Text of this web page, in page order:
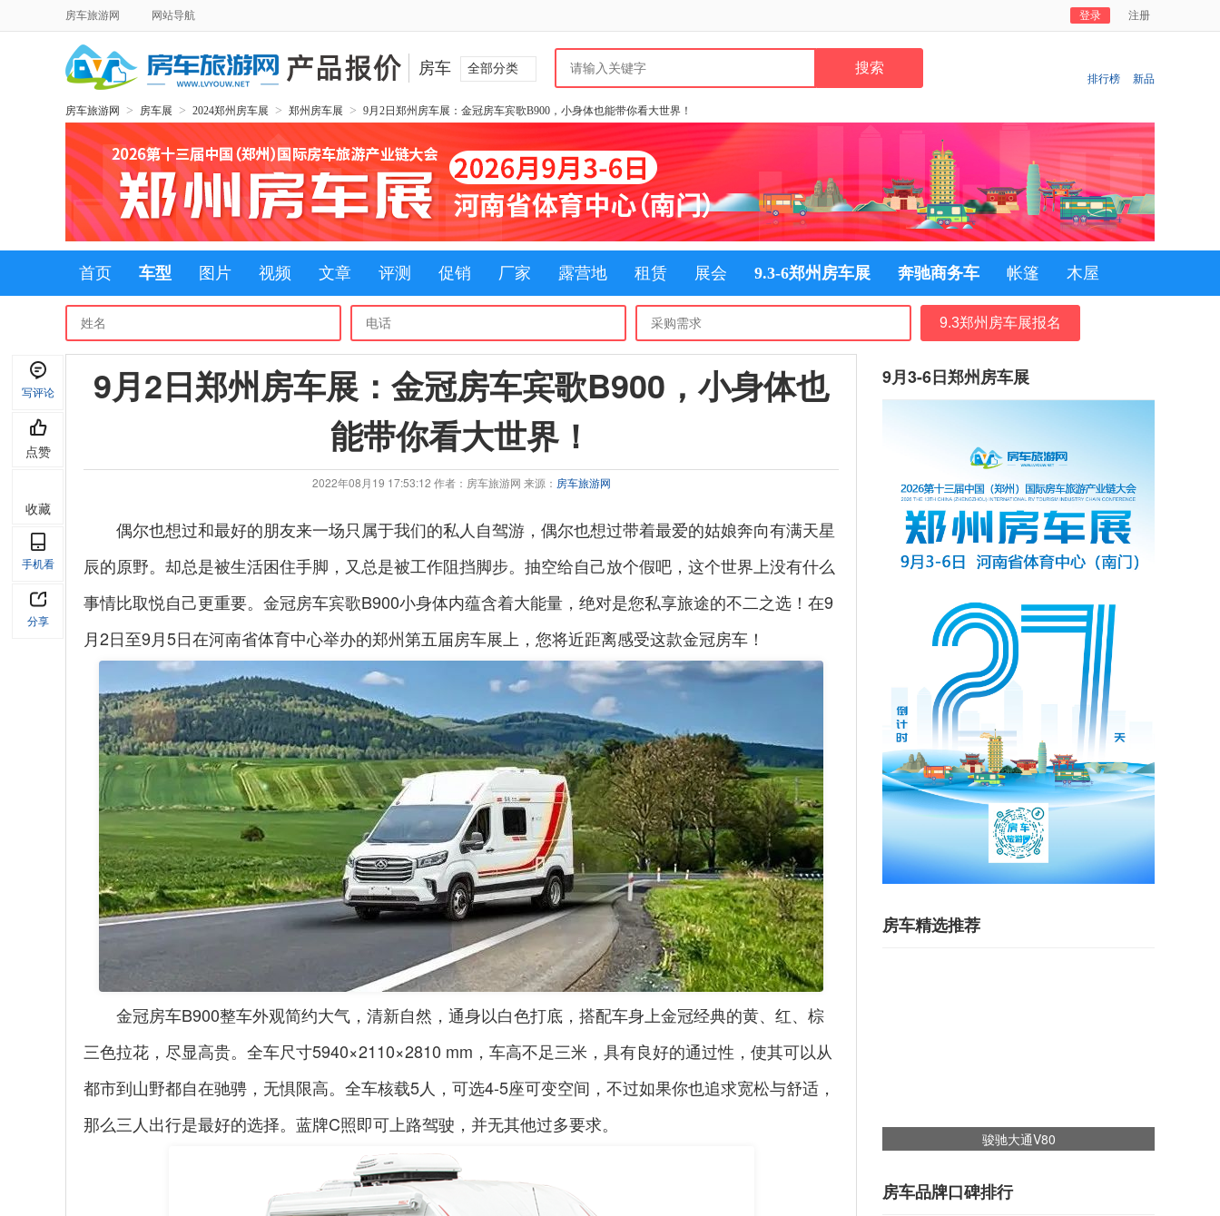
注册
登录
房车旅游网 网站导航
排行榜 新品
房车 全部分类
房车旅游网 > 房车展 > 2024郑州房车展 > 郑州房车展 > 9月2日郑州房车展：金冠房车宾歌B900，小身体也能带你看大世界！
首页 车型 图片 视频 文章 评测 促销 厂家 露营地 租赁 展会 9.3-6郑州房车展 奔驰商务车 帐篷 木屋
9.3郑州房车展报名
9月2日郑州房车展：金冠房车宾歌B900，小身体也
能带你看大世界！
2022年08月19 17:53:12 作者：房车旅游网 来源： 房车旅游网
偶尔也想过和最好的朋友来一场只属于我们的私人自驾游，偶尔也想过带着最爱的姑娘奔向有满天星
辰的原野。却总是被生活困住手脚，又总是被工作阻挡脚步。抽空给自己放个假吧，这个世界上没有什么
事情比取悦自己更重要。金冠房车宾歌B900小身体内蕴含着大能量，绝对是您私享旅途的不二之选！在9
月2日至9月5日在河南省体育中心举办的郑州第五届房车展上，您将近距离感受这款金冠房车！
金冠房车B900整车外观简约大气，清新自然，通身以白色打底，搭配车身上金冠经典的黄、红、棕
三色拉花，尽显高贵。全车尺寸5940×2110×2810 mm ，车高不足三米，具有良好的通过性，使其可以从
都市到山野都自在驰骋，无惧限高。全车核载5人，可选4-5座可变空间，不过如果你也追求宽松与舒适，
那么三人出行是最好的选择。蓝牌C照即可上路驾驶，并无其他过多要求。
写评论
点赞
收藏
手机看
分享
9月3-6日郑州房车展
房车精选推荐
骏驰大通V80
房车品牌口碑排行